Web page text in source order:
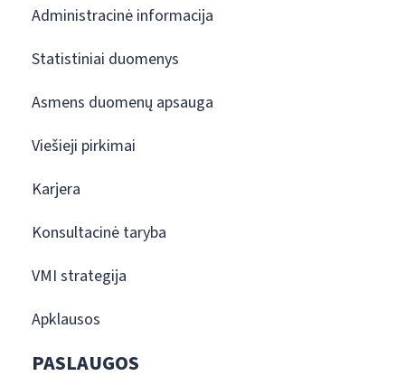
Administracinė informacija
Statistiniai duomenys
Asmens duomenų apsauga
Viešieji pirkimai
Karjera
Konsultacinė taryba
VMI strategija
Apklausos
PASLAUGOS